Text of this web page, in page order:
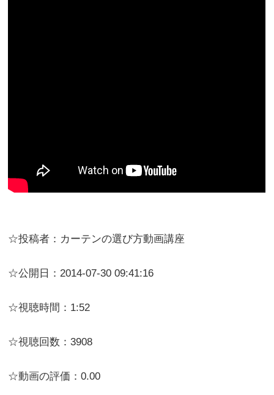
☆投稿者：カーテンの選び方動画講座
☆公開日：2014-07-30 09:41:16
☆視聴時間：1:52
☆視聴回数：3908
☆動画の評価：0.00